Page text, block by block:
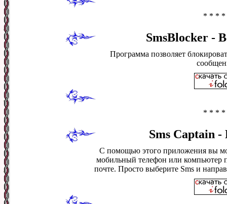
* * * *
SmsBlocker -
Программа позволяет
* * * *
Sms Captain -
С помощью этого приложения вы
мобильный телефон или компьютер
почте. Просто выберите Sms и